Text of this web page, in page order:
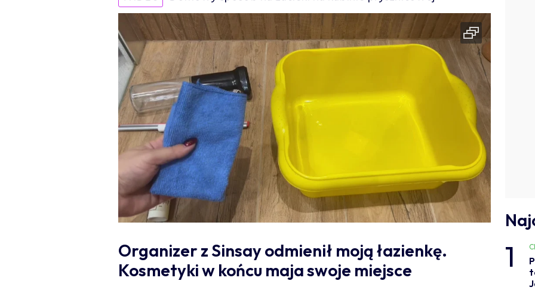
Organizer z Sinsay odmienił moją łazienkę.
Kosmetyki w końcu maja swoje miejsce
1